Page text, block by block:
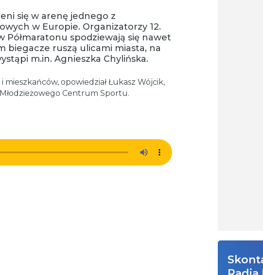
się w arenę jednego z
w Europie. Organizatorzy 12.
Półmaratonu spodziewają się nawet
biegacze ruszą ulicami miasta, na
m.in. Agnieszka Chylińska.
opowiedział Łukasz Wójcik,
Centrum Sportu.